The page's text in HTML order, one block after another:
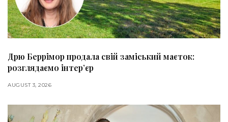
Дрю Беррімор продала свій заміський маєток:
розглядаємо інтер’єр
AUGUST 3, 2026